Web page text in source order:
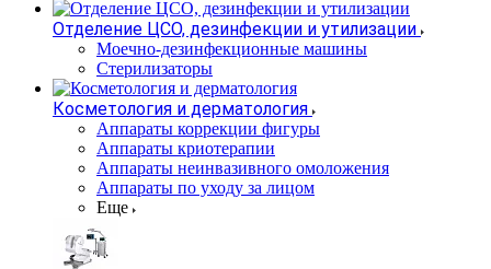
Отделение ЦСО, дезинфекции и утилизации
Моечно-дезинфекционные машины
Стерилизаторы
Косметология и дерматология
Аппараты коррекции фигуры
Аппараты криотерапии
Аппараты неинвазивного омоложения
Аппараты по уходу за лицом
Еще